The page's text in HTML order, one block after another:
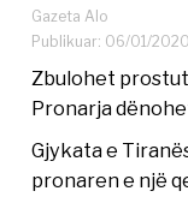
Gazeta Alo
Publikuar: 06/01/
Zbulohet
Pronarja
Gjykata e
pronaren e një